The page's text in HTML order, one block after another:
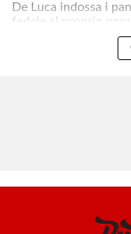
De Luca indossa i
fedele al proprio